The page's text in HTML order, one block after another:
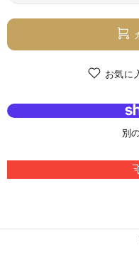
お気に
別